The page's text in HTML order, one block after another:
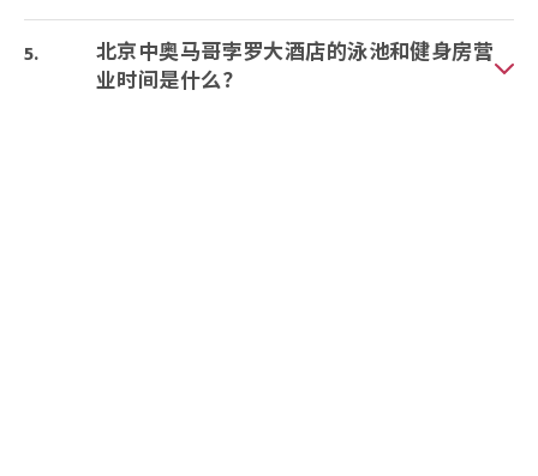
北京中奥马哥孛罗大酒店的泳池和健身房营
业时间是什么？